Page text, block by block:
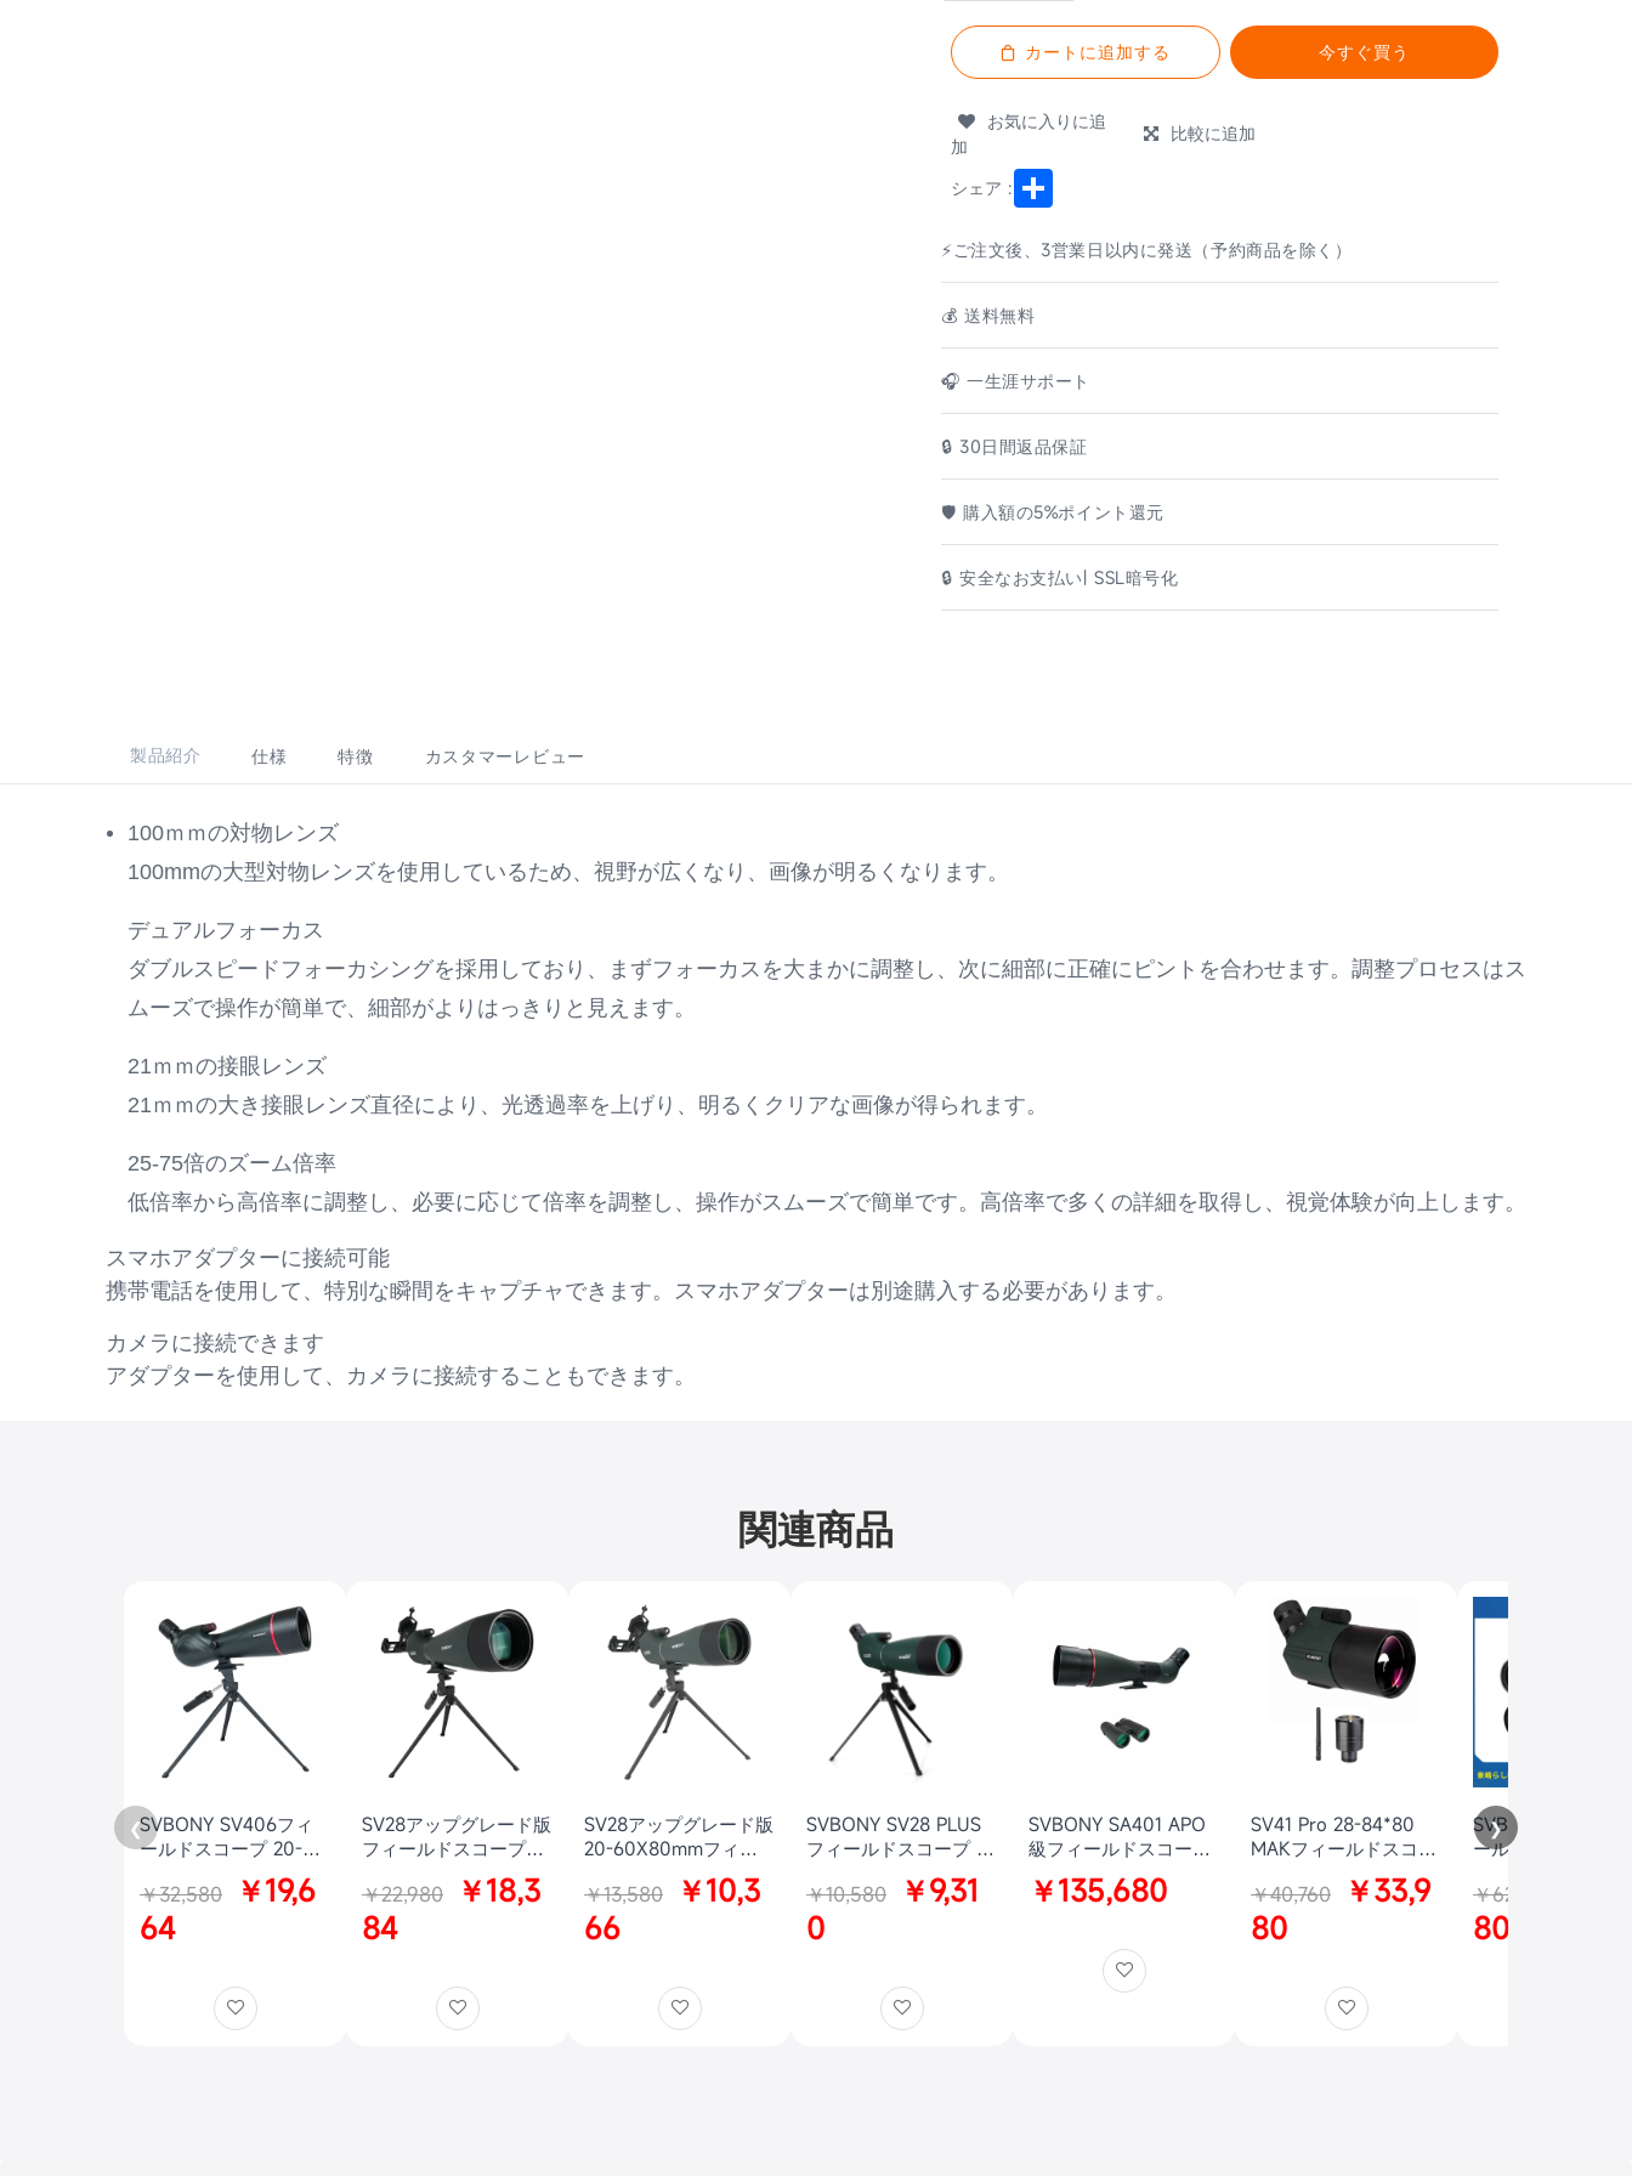
カートに追加する 今すぐ買う
お気に入りに追
加
比較に追加
シェア :
⚡ご注文後、3営業日以内に発送（予約商品を除く）
💰️ 送料無料
🎧 一生涯サポート
🔒 30日間返品保証
🛡️ 購入額の5%ポイント還元
🔒 安全なお支払い| SSL暗号化
製品紹介 仕様 特徴 カスタマーレビュー
100ｍｍの対物レンズ
100mmの大型対物レンズを使用しているため、視野が広くなり、画像が明るくなります。
デュアルフォーカス
ダブルスピードフォーカシングを採用しており、まずフォーカスを大まかに調整し、次に細部に正確にピントを合わせます。調整プロセスはス
ムーズで操作が簡単で、細部がよりはっきりと見えます。
21ｍｍの接眼レンズ
21ｍｍの大き接眼レンズ直径により、光透過率を上げり、明るくクリアな画像が得られます。
25-75倍のズーム倍率
低倍率から高倍率に調整し、必要に応じて倍率を調整し、操作がスムーズで簡単です。高倍率で多くの詳細を取得し、視覚体験が向上します。
スマホアダプターに接続可能
携帯電話を使用して、特別な瞬間をキャプチャできます。スマホアダプターは別途購入する必要があります。
カメラに接続できます
アダプターを使用して、カメラに接続することもできます。
関連商品
❮SVBONY SV406フィ
ールドスコープ 20-
ピードフォーカス バー
ドウォッチング アーチ
ェリースコープ FMC
測 射撃 シューティン
グ 野鳥観察 初心者向
￥32,580
￥19,6
64
SV28アップグレード版
フィールドスコープ
25-75x100mm 傾斜型
野鳥観察 アーチェリー
狩猟 お月見
￥22,980
￥18,3
84
SV28アップグレード版
20-60X80mmフィー
ルドスコープ スポッテ
ィングスコープ 射撃
スコープ 射撃 自然観
察 アーチェリー用 三
￥13,580
￥10,3
66
SVBONY SV28 PLUS
フィールドスコープ 野
鳥観察 アーチェリー付
き用 卓上三脚付き
￥10,580
￥9,31
0
SVBONY SA401 APO
級フィールドスコープ
セット アーチェリー用
自然観察用 野鳥観察
￥135,680
SV41 Pro 28-84*80
MAKフィールドスコー
プ WIFIカメラ撮影セッ
ト 野鳥撮影セット天体
撮影セット 射撃用スポ
ッティングスコープ 卓
野鳥の観察 天体観察
アーチェリー 射撃の標
￥40,760
￥33,9
80
SVBONY SV406P
ールドスコープ撮
ット スポッティン
コープ撮影セット
スコ 野鳥撮影 野
￥62,860
80
❯